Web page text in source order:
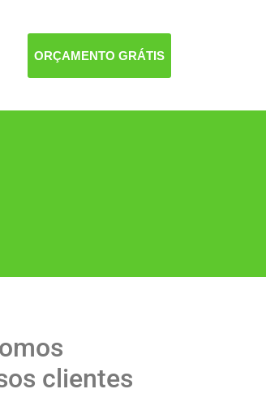
ORÇAMENTO GRÁTIS
clientes